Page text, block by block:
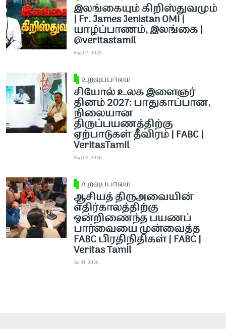
இலங்கையும் கிறிஸ்துவமும்
| Fr. James Jenistan OMI |
யாழ்ப்பாணம், இலங்கை |
@veritastamil ​
Aug 07, 2026
உறவுப்பாலம்
சியோல் உலக இளைஞர்
தினம் 2027: பாதுகாப்பான,
நிலையான
திருப்பயணத்திற்கு
ஏற்பாடுகள் தீவிரம் | FABC |
VeritasTamil
Aug 05, 2026
உறவுப்பாலம்
ஆசியத் திருஅவையின்
எதிர்காலத்திற்கு
ஒன்றிணைந்த பயணப்
பார்வையை முன்வைத்த
FABC பிரதிநிதிகள் | FABC |
Veritas Tamil
Jul 31, 2026